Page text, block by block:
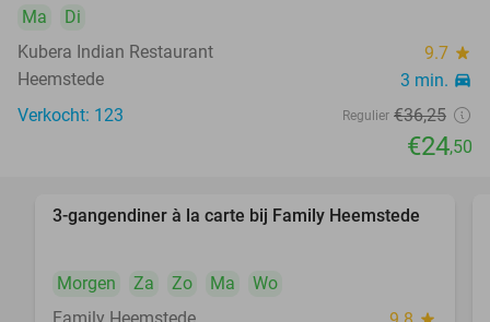
Ma
Di
Kubera Indian Restaurant
9.7 star
Heemstede 3 min. directions_car
Verkocht: 123 Regulier €36,25
€24,50
34%
3-gangendiner à la carte bij Family Heemstede
Morgen Za Zo Ma
Wo